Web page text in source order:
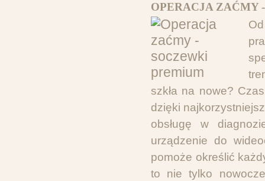
OPERACJA ZAĆMY
szkła na nowe?
dzięki
obsługę w
urządzenie do
pomoże określić
to nie tylko